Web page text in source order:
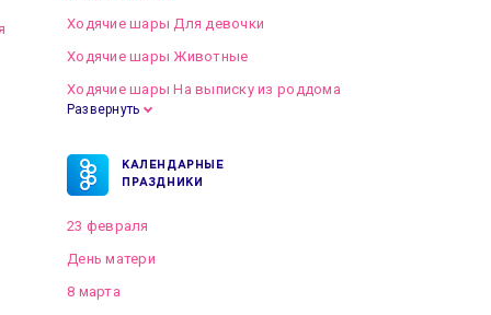
Ходячие шары Для девочки
Ходячие шары Животные
Ходячие шары На выписку из роддома
Развернуть
КАЛЕНДАРНЫЕ
ПРАЗДНИКИ
23 февраля
День матери
8 марта